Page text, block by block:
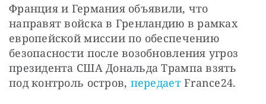
Франция и Германия объявили, что
направят войска в Гренландию в рамках
европейской миссии по обеспечению
безопасности после возобновления угроз
президента США Дональда Трампа взять
под контроль остров, передает France24.